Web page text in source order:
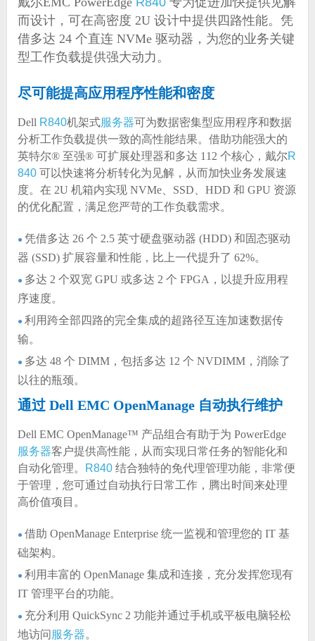
而设计，可在高密度 2U 设计中提供四路性能。凭
借多达 24 个直连 NVMe 驱动器，为您的业务关键
型工作负载提供强大动力。
尽可能提高应用程序性能和密度
Dell R840机架式服务器可为数据密集型应用程序和数据
分析工作负载提供一致的高性能结果。借助功能强大的
英特尔® 至强® 可扩展处理器和多达 112 个核心，戴尔R
840可以快速将分析转化为见解，从而加快业务发展速
度。在 2U 机箱内实现 NVMe、SSD、HDD 和 GPU 资源
的优化配置，满足您严苛的工作负载需求。
● 凭借多达 26 个 2.5 英寸硬盘驱动器 (HDD) 和固态驱动
器 (SSD) 扩展容量和性能，比上一代提升了 62%。
● 多达 2 个双宽 GPU 或多达 2 个 FPGA，以提升应用程
序速度。
● 利用跨全部四路的完全集成的超路径互连加速数据传
输。
● 多达 48 个 DIMM，包括多达 12 个 NVDIMM，消除了
以往的瓶颈。
通过 Dell EMC OpenManage 自动执行维护
Dell EMC OpenManage™ 产品组合有助于为 PowerEdge
服务器客户提供高性能，从而实现日常任务的智能化和
自动化管理。
R840结合独特的免代理管理功能，非常便
于管理，您可通过自动执行日常工作，腾出时间来处理
高价值项目。
● 借助 OpenManage Enterprise 统一监视和管理您的 IT 基
础架构。
● 利用丰富的 OpenManage 集成和连接，充分发挥您现有
IT 管理平台的功能。
● 充分利用 QuickSync 2 功能并通过手机或平板电脑轻松
地访问 服务器。